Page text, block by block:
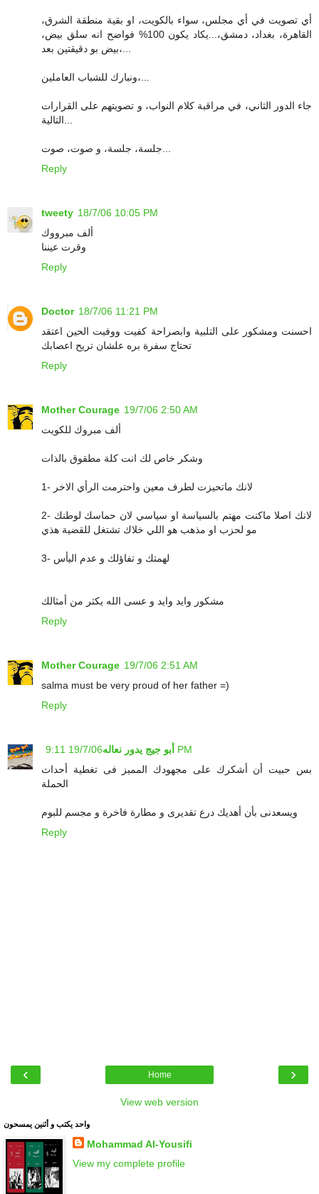
أي تصويت في أي مجلس، سواء بالكويت، او بقية منطقة الشرق،
القاهرة، بغداد، دمشق،...يكاد يكون 100% فواضح انه سلق بيض،
بيض بو دقيقتين بعد،...
ونبارك للشباب العاملين،...
جاء الدور الثاني، في مراقبة كلام النواب، و تصويتهم على القرارات
Reply
tweety 18/7/06 10:05 PM
ألف مبرووك
وقرت عيننا
Reply
Doctor 18/7/06 11:21 PM
احسنت ومشكور على التلبية وابصراحة كفيت ووفيت الحين اعتقد
تحتاج سفرة بره علشان تريح اعصابك
Reply
Mother Courage 19/7/06 2:50 AM
ألف مبروك للكويت
وشكر خاص لك انت كلة مطقوق بالذات
1- لانك ماتحيزت لطرف معين واحترمت الرأي الاخر
2- لانك اصلا ماكنت مهتم بالسياسة او سياسي لان حماسك لوطنك
مو لحزب او مذهب هو اللي خلاك تشتغل للقضية هذي
3- لهمتك و تفاؤلك و عدم اليأس
مشكور وايد وايد و عسى الله يكثر من أمثالك
Reply
Mother Courage 19/7/06 2:51 AM
salma must be very proud of her father =)
Reply
أبو جيج يدور نعاله 19/7/06 9:11 PM
بس حبيت أن أشكرك على مجهودك المميز فى تغطية أحداث
الحملة
ويسعدنى بأن أهديك درع تقديرى و مطارة فاخرة و مجسم للبوم
Reply
‹ ›
Home
View web version
واحد يكتب و أثنين يمسحون
Mohammad Al-Yousifi
View my complete profile